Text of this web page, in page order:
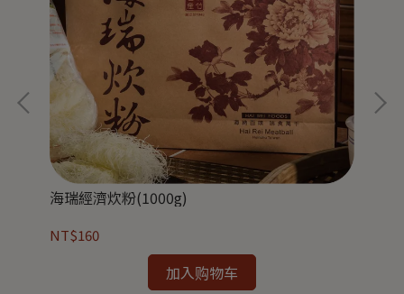
海瑞經濟炊粉(1000g)
NT$160
加入购物车